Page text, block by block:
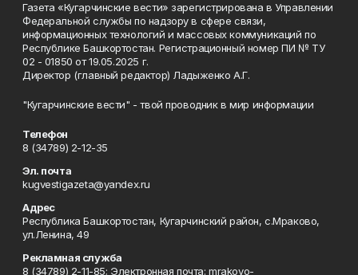
Газета «Кугарчинские вести» зарегистрирована в Управлении
Федеральной службы по надзору в сфере связи,
информационных технологий и массовых коммуникаций по
Республике Башкортостан. Регистрационный номер ПИ № ТУ
02 - 01850 от 19.05.2025 г.
Директор (главный редактор) Ладыженко А.Г.
"Кугарчинские вести" - твой проводник в мир информации
Телефон
8 (34789) 2-12-35
Эл. почта
kugvestigazeta@yandex.ru
Адрес
Республика Башкортостан, Кугарчинский район, с.Мраково,
ул.Ленина, 49
Рекламная служба
8 (34789) 2-11-85; Электронная почта: mrakovo-